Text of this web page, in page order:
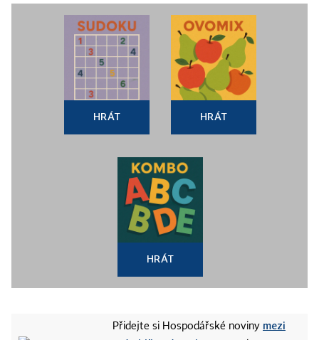
HRÁT HRÁT
HRÁT
Přidejte si Hospodářské noviny mezi